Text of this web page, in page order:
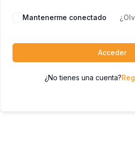
Mantenerme conectado
Acceder
¿No tienes una cuenta?